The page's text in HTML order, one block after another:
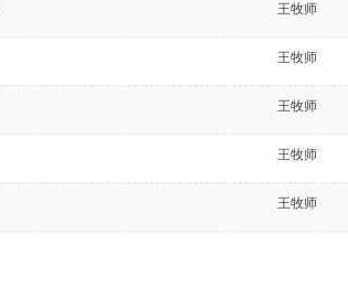
王牧师
王牧师
王牧师
王牧师
王牧师